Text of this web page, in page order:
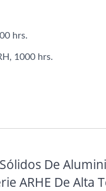
hrs.
1000 hrs.
De
ARHE De Alta